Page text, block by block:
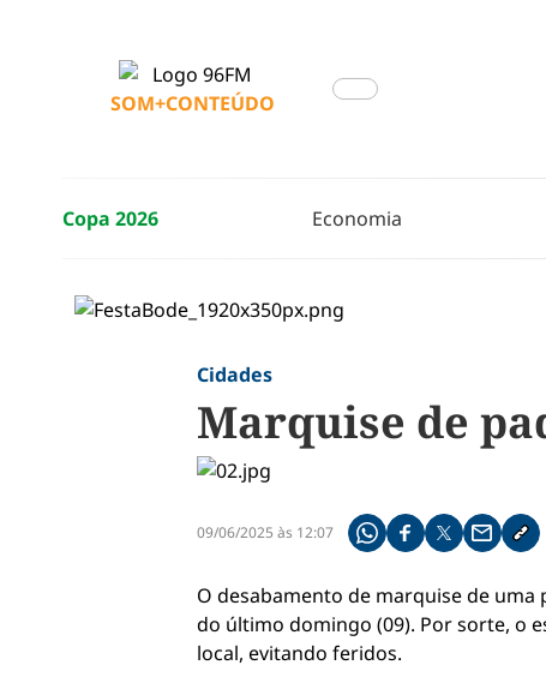
SOM+CONTEÚDO
Copa 2026 Economia
Cidades
Marquise de
09/06/2025 às 12:07 Compartilhe pelo
Compartilhar no
Compartilhar
O desabamento de marquise de
do último domingo (09). Por sorte, o
local, evitando feridos.